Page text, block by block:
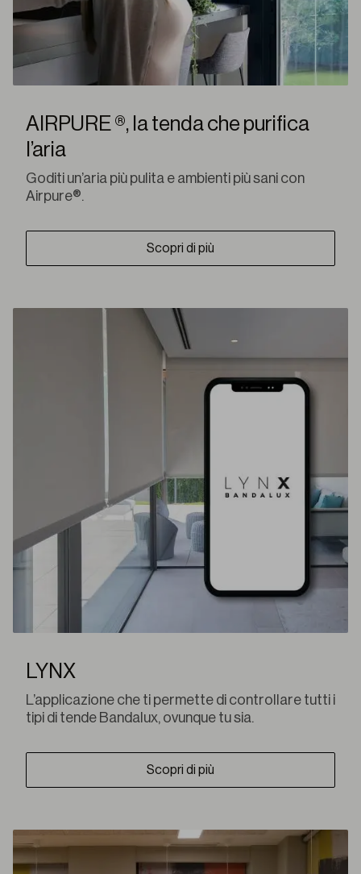
AIRPURE ®, la tenda che purifica
l’aria
Goditi un’aria più pulita e ambienti più sani con
Airpure®.
Scopri di più
LYNX
L’applicazione che ti permette di controllare tutti i
tipi di tende Bandalux, ovunque tu sia.
Scopri di più